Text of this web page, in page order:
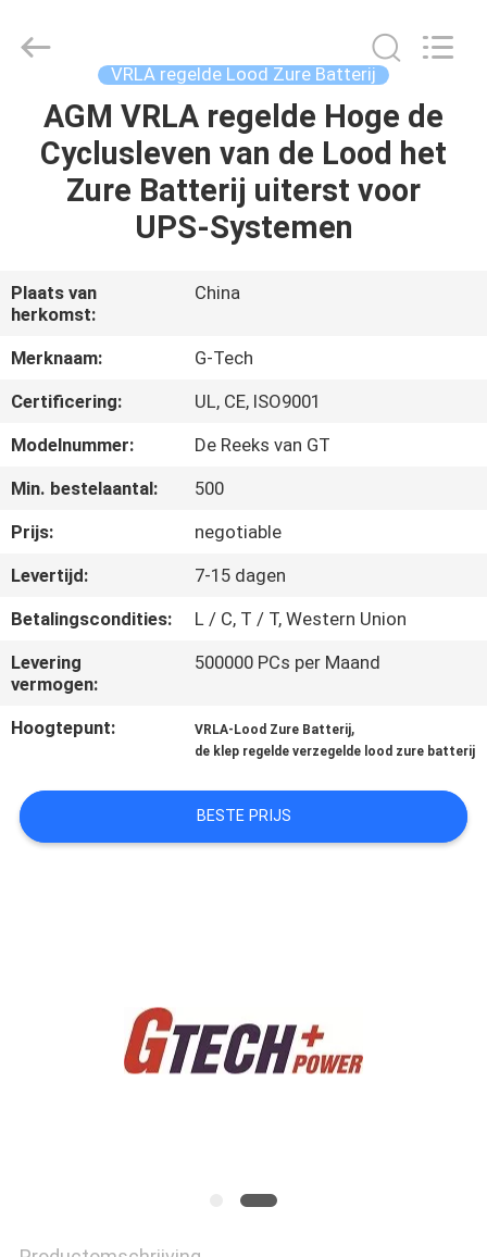
THUIS
PRODUCTEN
ONS
FABRIEKSTOCHT
KWALITEITSCONTROLE
NEEM
CONTACT
MET
ONS
OP
NIEUWS
VRAAG
PRIVACYBELEID
POWER
GROUP.
VRLA regelde Lood Zure Batterij
AGM VRLA regelde Hoge de
Cyclusleven van de Lood het
Zure Batterij uiterst voor
UPS-Systemen
Plaats van
herkomst:
China
Merknaam:
G-Tech
Certificering:
UL, CE, ISO9001
Modelnummer:
De Reeks van GT
Min. bestelaantal:
500
Prijs:
negotiable
Levertijd:
7-15 dagen
Betalingscondities:
L / C, T / T, Western Union
Levering
vermogen:
500000 PCs per Maand
Hoogtepunt: VRLA-Lood Zure Batterij,
de klep regelde verzegelde lood zure batterij
BESTE PRIJS